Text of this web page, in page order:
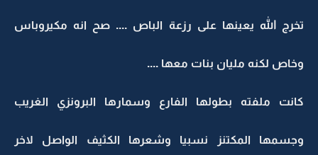
تخرج الله يعينها على رزعة الباص .... صح انه مكيروباس
وخاص لكنه مليان بنات معها ....
كانت ملفته بطولها الفارع وسمارها البرونزي الغريب
وجسمها المكتنز نسبيا وشعرها الكثيف الواصل لاخر